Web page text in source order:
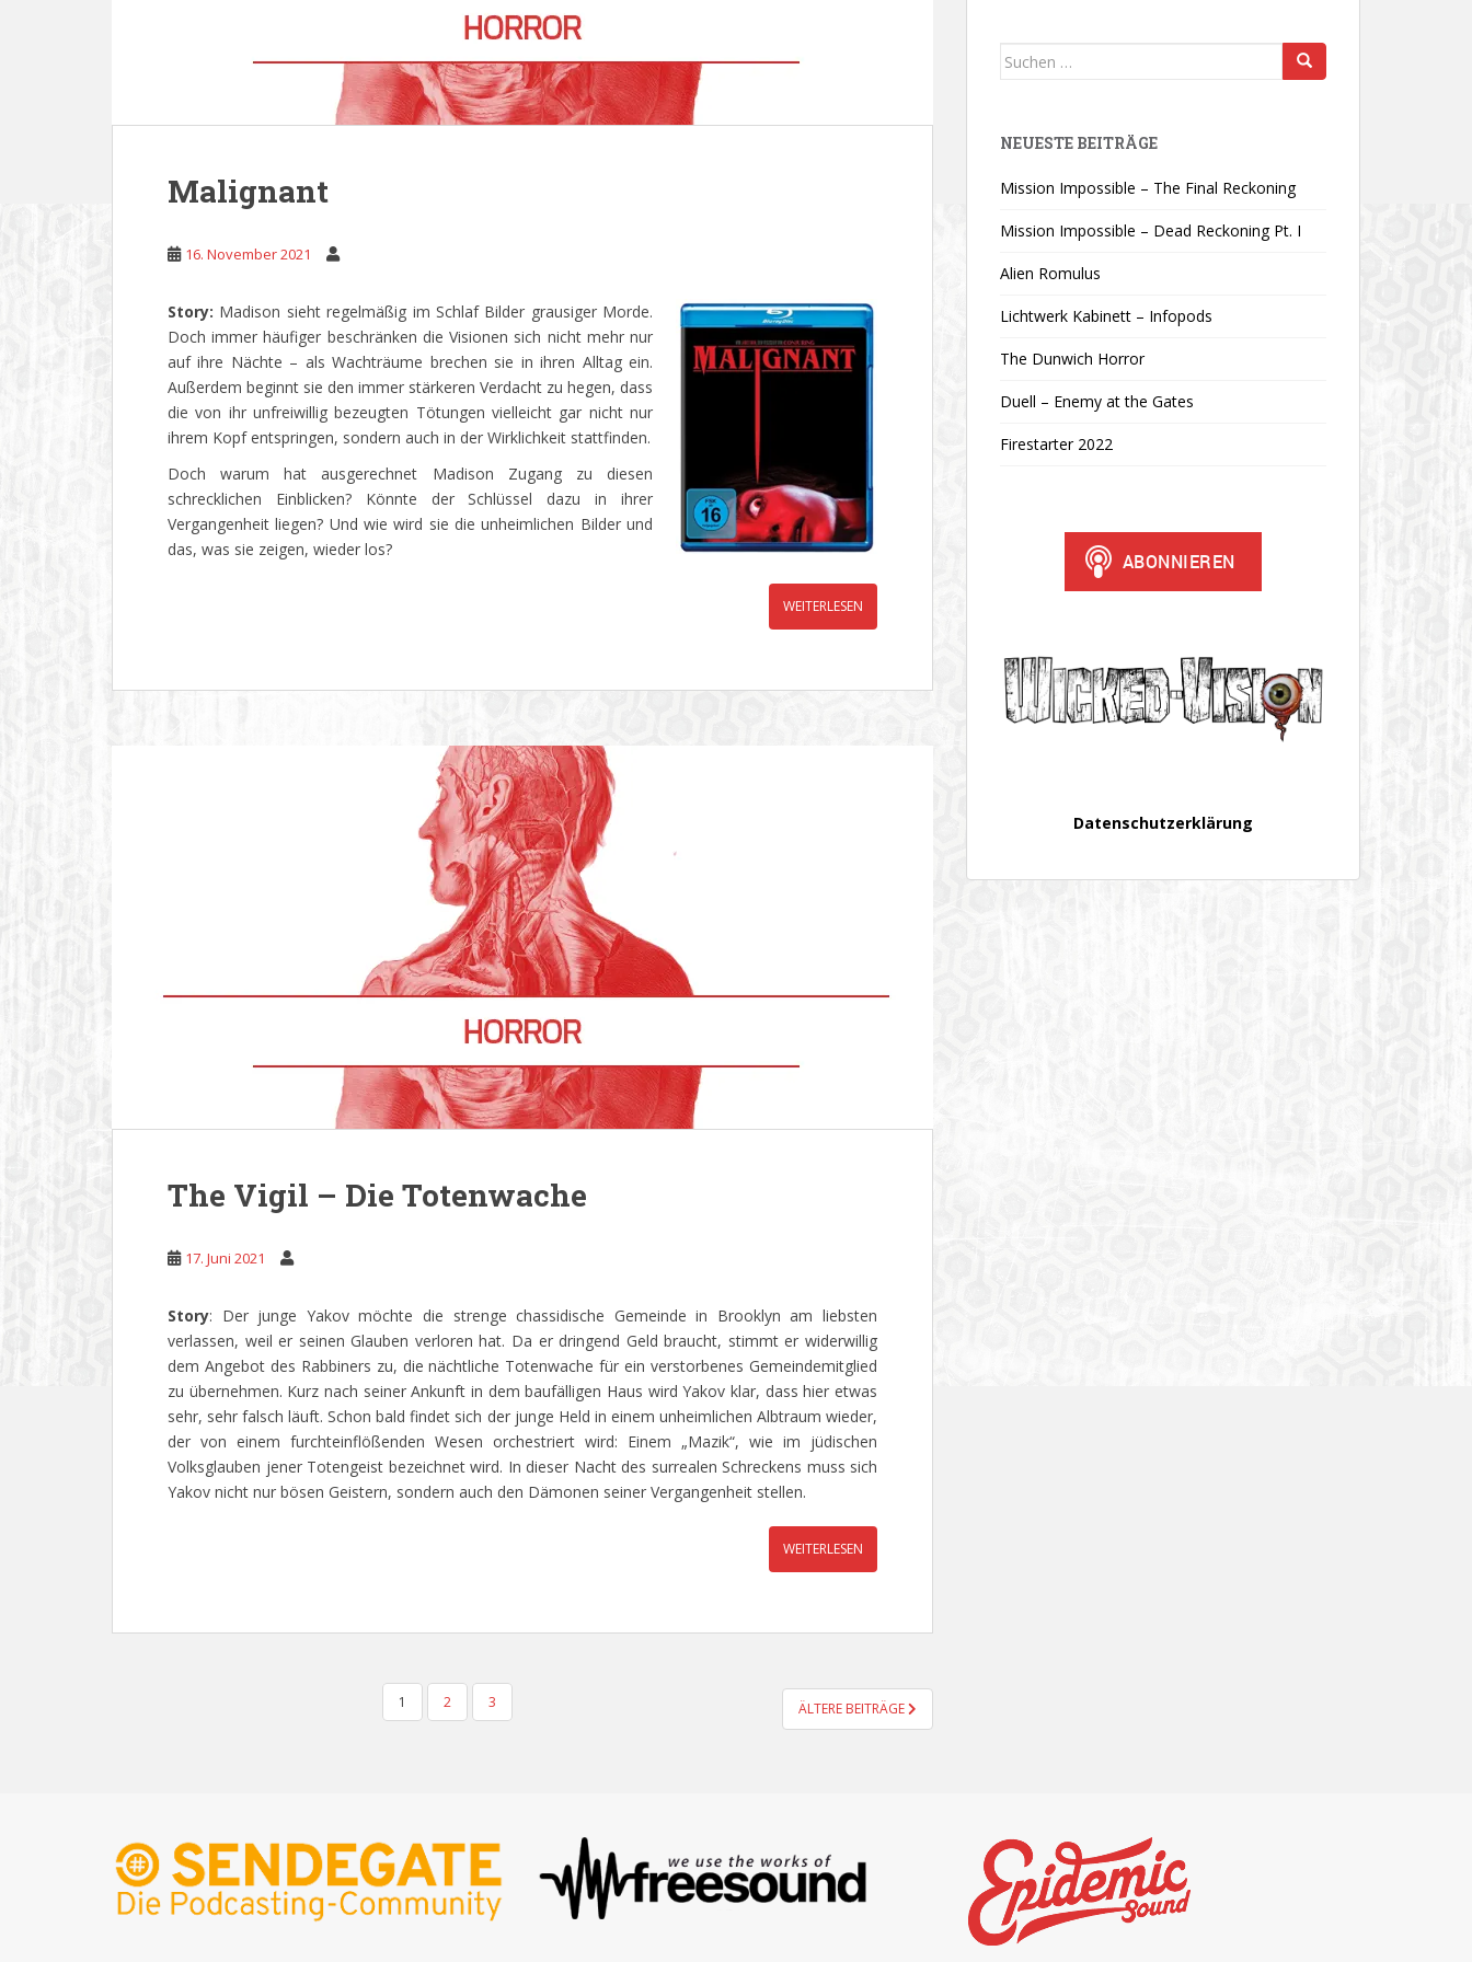
Malignant
16. November 2021
Story: Madison sieht regelmäßig im Schlaf Bilder grausiger Morde.
Doch immer häufiger beschränken die Visionen sich nicht mehr nur
auf ihre Nächte – als Wachträume brechen sie in ihren Alltag ein.
Außerdem beginnt sie den immer stärkeren Verdacht zu hegen, dass
die von ihr unfreiwillig bezeugten Tötungen vielleicht gar nicht nur
ihrem Kopf entspringen, sondern auch in der Wirklichkeit stattfinden.
Doch warum hat ausgerechnet Madison Zugang zu diesen
schrecklichen Einblicken? Könnte der Schlüssel dazu in ihrer
Vergangenheit liegen? Und wie wird sie die unheimlichen Bilder und
das, was sie zeigen, wieder los?
WEITERLESEN
The Vigil – Die Totenwache
17. Juni 2021
Story: Der junge Yakov möchte die strenge chassidische Gemeinde in Brooklyn am liebsten
verlassen, weil er seinen Glauben verloren hat. Da er dringend Geld braucht, stimmt er widerwillig
dem Angebot des Rabbiners zu, die nächtliche Totenwache für ein verstorbenes Gemeindemitglied
zu übernehmen. Kurz nach seiner Ankunft in dem baufälligen Haus wird Yakov klar, dass hier etwas
sehr, sehr falsch läuft. Schon bald findet sich der junge Held in einem unheimlichen Albtraum wieder,
der von einem furchteinflößenden Wesen orchestriert wird: Einem „Mazik“, wie im jüdischen
Volksglauben jener Totengeist bezeichnet wird. In dieser Nacht des surrealen Schreckens muss sich
Yakov nicht nur bösen Geistern, sondern auch den Dämonen seiner Vergangenheit stellen.
WEITERLESEN
SEITENNUMMERIERUNG
1 2 3 ÄLTERE BEITRÄGE
Suchen
NEUESTE BEITRÄGE
Mission Impossible – The Final Reckoning
Mission Impossible – Dead Reckoning Pt. I
Alien Romulus
Lichtwerk Kabinett – Infopods
The Dunwich Horror
Duell – Enemy at the Gates
Firestarter 2022
Datenschutzerklärung